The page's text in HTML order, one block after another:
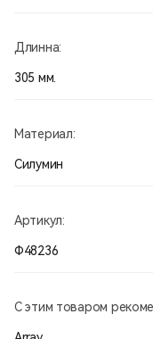
Длинна:
305 мм.
Материал:
Силумин
Артикул:
Ф48236
С этим товаром